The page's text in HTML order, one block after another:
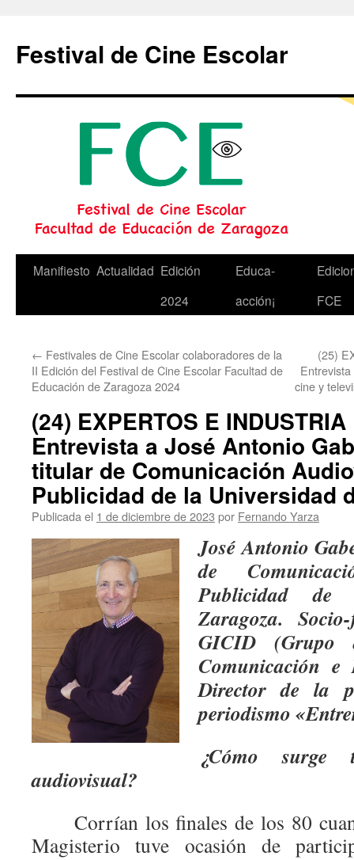
Festival de Cine Escolar
Saltar
Manifiesto Actualidad Edición
2024
Educa-
acción¡
FCE
← Festivales de Cine Escolar colaboradores de la
II Edición del Festival de Cine Escolar Facultad de
Educación de Zaragoza 2024
(25)
cine y
(24) EXPERTOS E
Entrevista a José Antonio
titular de Comunicación
Publicidad de la Universidad
Publicada el 1 de diciembre de 2023 por Fernando Yarza
José Antonio
de
Publicidad de
Zaragoza.
GICID (Grupo
Comunicación
Director de la
periodismo
¿Cómo
audiovisual?
Corrían los finales de los 80
Magisterio tuve ocasión de